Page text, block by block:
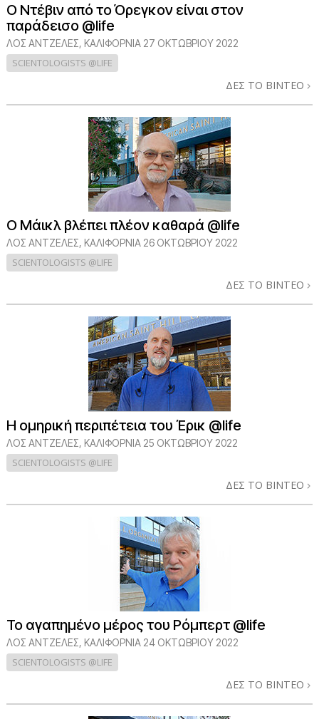
Ο Ντέβιν από το Όρεγκον είναι στον
παράδεισο @life
ΛΟΣ ΆΝΤΖΕΛΕΣ, ΚΑΛΙΦΌΡΝΙΑ 27 ΟΚΤΩΒΡΙΟΥ 2022
SCIENTOLOGISTS @LIFE
ΔΕΣ ΤΟ ΒΙΝΤΕΟ
Ο Μάικλ βλέπει πλέον καθαρά @life
ΛΟΣ ΆΝΤΖΕΛΕΣ, ΚΑΛΙΦΌΡΝΙΑ 26 ΟΚΤΩΒΡΙΟΥ 2022
SCIENTOLOGISTS @LIFE
ΔΕΣ ΤΟ ΒΙΝΤΕΟ
Η ομηρική περιπέτεια του Έρικ @life
ΛΟΣ ΆΝΤΖΕΛΕΣ, ΚΑΛΙΦΌΡΝΙΑ 25 ΟΚΤΩΒΡΙΟΥ 2022
SCIENTOLOGISTS @LIFE
ΔΕΣ ΤΟ ΒΙΝΤΕΟ
Το αγαπημένο μέρος του Ρόμπερτ @life
ΛΟΣ ΆΝΤΖΕΛΕΣ, ΚΑΛΙΦΌΡΝΙΑ 24 ΟΚΤΩΒΡΙΟΥ 2022
SCIENTOLOGISTS @LIFE
ΔΕΣ ΤΟ ΒΙΝΤΕΟ